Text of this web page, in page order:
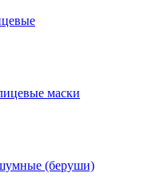
маски
(беруши)